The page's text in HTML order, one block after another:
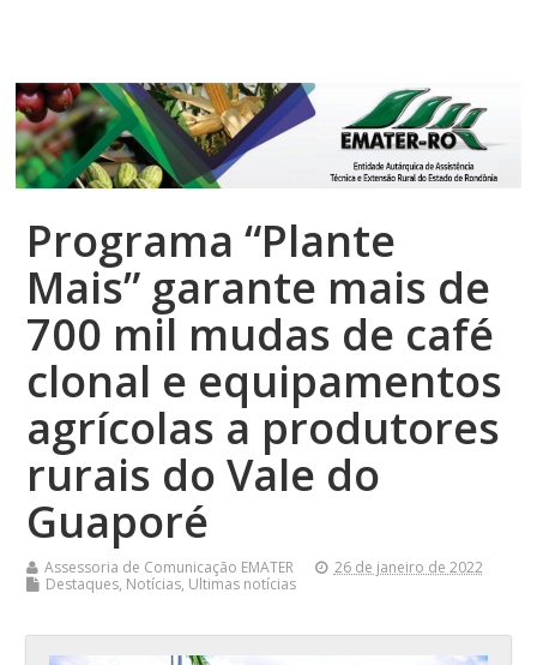
Programa “Plante
Mais” garante mais de
700 mil mudas de café
clonal e equipamentos
agrícolas a produtores
rurais do Vale do
Guaporé
Assessoria de Comunicação EMATER
26 de janeiro de 2022
Destaques, Notícias, Ultimas notícias